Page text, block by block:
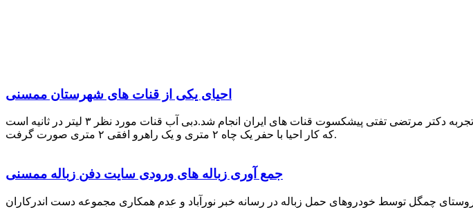
احیای یکی از قنات های شهرستان ممسنی
احیای این قنات به گفته علیرضا ظهیر امامی رئیس کانون کارآفرینی فارس با بهره گیری از دانش و تجربه دکتر مرتضی تفتی پیشکسوت قنات های ایران انجام شد.دبی آب قنات مورد نظر ۳ لیتر در ثانیه است
که کار احیا با حفر یک چاه ۲ متری و یک راهرو افقی ۲ متری صورت گرفت.
جمع آوری زباله های ورودی سایت دفن زباله ممسنی
چمگل توسط خودروهای حمل زباله در رسانه خبر نورآباد و عدم همکاری مجموعه دست اندرکاران